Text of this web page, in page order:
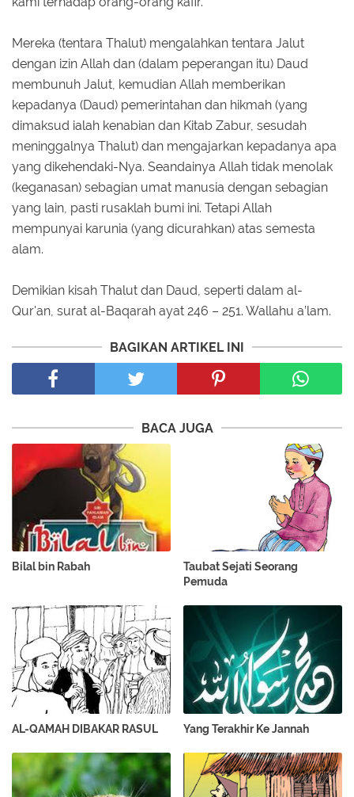
Mereka (tentara Thalut) mengalahkan tentara Jalut
dengan izin Allah dan (dalam peperangan itu) Daud
membunuh Jalut, kemudian Allah memberikan
kepadanya (Daud) pemerintahan dan hikmah (yang
dimaksud ialah kenabian dan Kitab Zabur, sesudah
meninggalnya Thalut) dan mengajarkan kepadanya apa
yang dikehendaki-Nya. Seandainya Allah tidak menolak
(keganasan) sebagian umat manusia dengan sebagian
yang lain, pasti rusaklah bumi ini. Tetapi Allah
mempunyai karunia (yang dicurahkan) atas semesta
alam.
Demikian kisah Thalut dan Daud, seperti dalam al-
Qur'an, surat al-Baqarah ayat 246 – 251. Wallahu a’lam.
BAGIKAN ARTIKEL INI
BACA JUGA
Bilal bin Rabah
Taubat Sejati Seorang
Pemuda
AL-QAMAH DIBAKAR RASUL Yang Terakhir Ke Jannah